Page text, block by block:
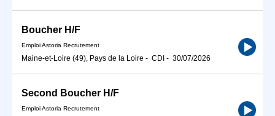
Boucher H/F
Emploi Astoria Recrutement
Maine-et-Loire (49), Pays de la Loire - CDI - 30/07/2026
Second Boucher H/F
Emploi Astoria Recrutement